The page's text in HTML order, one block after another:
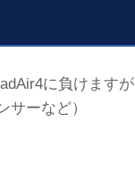
に負けますが
ーなど）